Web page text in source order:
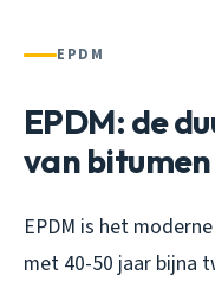
EPDM
EPDM: de
van bitumen
EPDM is het
met 40-50 jaar bijna